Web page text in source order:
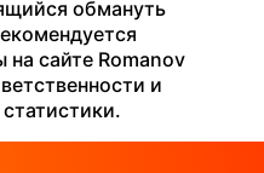
обмануть
на сайте Romanov
и